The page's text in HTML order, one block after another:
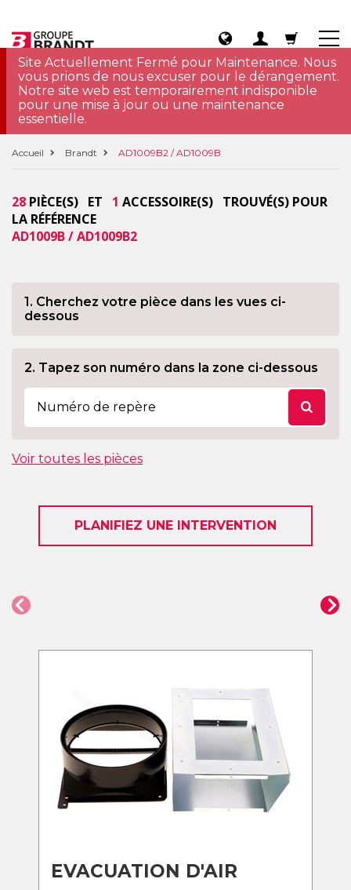
Site Actuellement Fermé pour Maintenance. Nous
vous prions de nous excuser pour le dérangement.
Notre site web est temporairement indisponible
pour une mise à jour ou une maintenance
essentielle.
Accueil Brandt AD1009B2 / AD1009B
28 PIÈCE(S) ET 1 ACCESSOIRE(S) TROUVÉ(S) POUR
LA RÉFÉRENCE
AD1009B / AD1009B2
1. Cherchez votre pièce dans les vues ci-
dessous
2. Tapez son numéro dans la zone ci-dessous
Voir toutes les pièces
PLANIFIEZ UNE INTERVENTION
EVACUATION D'AIR